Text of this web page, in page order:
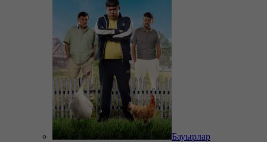
Бауырлар